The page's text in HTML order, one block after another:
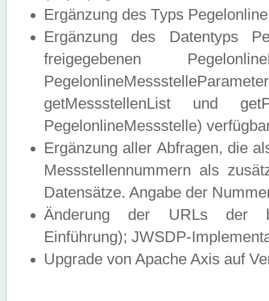
Ergänzung des Typs
Ergänzung des Datentyps
freigegebenen
getMessstellenList und
PegelonlineMessstelle)
Ergänzung aller Abfragen, die
Messstellennummern als
Datensätze. Angabe der
Änderung der URLs der
Einführung); JWSDP-
Upgrade von Apache Axis auf